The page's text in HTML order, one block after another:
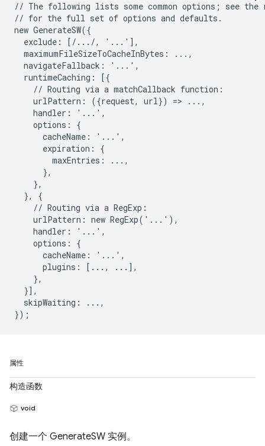
// The following lists some common options; see the
// for the full set of options and defaults.
new GenerateSW({
  exclude: [/.../, '...'],
  maximumFileSizeToCacheInBytes: ...,
  navigateFallback: '...',
  runtimeCaching: [{
    // Routing via a matchCallback function:
    urlPattern: ({request, url}) => ...,
    handler: '...',
    options: {
      cacheName: '...',
      expiration: {
        maxEntries: ...,
      },
    },
  }, {
    // Routing via a RegExp:
    urlPattern: new RegExp('...'),
    handler: '...',
    options: {
      cacheName: '...',
      plugins: [..., ...],
    },
  }],
  skipWaiting: ...,
属性
构造函数
void
创建一个 GenerateSW 实例。